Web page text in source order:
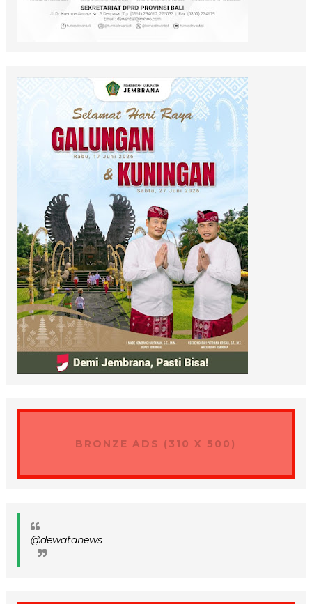
BRONZE ADS (310 X 500)
@dewatanews